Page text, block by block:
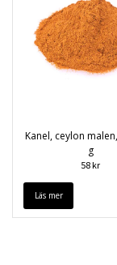
Kanel, ceylon
g
58 kr
Läs mer